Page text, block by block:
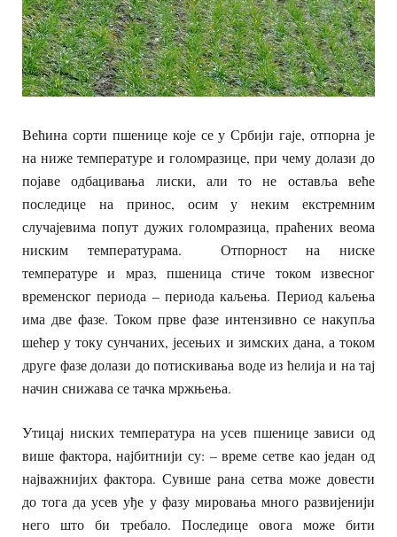
Већина сорти пшенице које се у Србији гаје, отпорна је
на ниже температуре и голомразице, при чему долази до
појаве одбацивања лиски, али то не оставља веће
последице на принос, осим у неким екстремним
случајевима попут дужих голомразица, праћених веома
ниским температурама. Отпорност на ниске
температуре и мраз, пшеница стиче током извесног
временског периода – периода каљења. Период каљења
има две фазе. Током прве фазе интензивно се накупља
шећер у току сунчаних, јесењих и зимских дана, а током
друге фазе долази до потискивања воде из ћелија и на тај
начин снижава се тачка мржњења.
Утицај ниских температура на усев пшенице зависи од
више фактора, најбитнији су: – време сетве као један од
најважнијих фактора. Сувише рана сетва може довести
до тога да усев уђе у фазу мировања много развијенији
него што би требало. Последице овога може бити